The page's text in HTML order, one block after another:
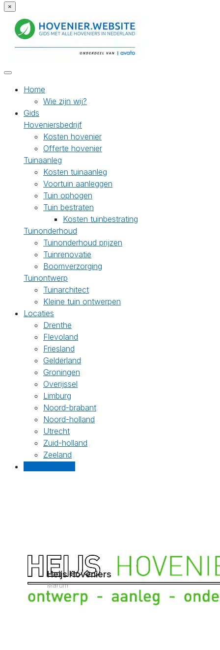
×
Home
Wie zijn wij?
Gids
Hoveniersbedrijf
Kosten hovenier
Offerte hovenier
Tuinaanleg
Kosten tuinaanleg
Voortuin aanleggen
Tuin ophogen
Tuin bestraten
Kosten tuinbestrating
Tuinonderhoud
Tuinonderhoud prijzen
Tuinrenovatie
Boomverzorging
Tuinontwerp
Tuinarchitect
Kleine tuin ontwerpen
Locaties
Drenthe
Flevoland
Friesland
Gelderland
Groningen
Overijssel
Limburg
Noord-brabant
Noord-holland
Utrecht
Zuid-holland
Zeeland
Heijs Hoveniers
Marum